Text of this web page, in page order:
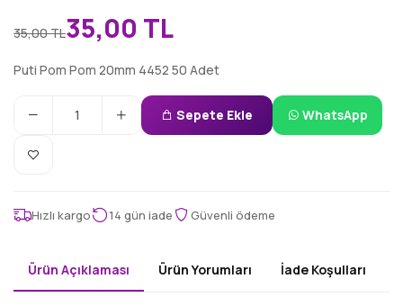
35,00 TL35,00 TL
Puti Pom Pom 20mm 4452 50 Adet
Sepete Ekle WhatsApp
Hızlı kargo 14 gün iade Güvenli ödeme
Ürün Açıklaması Ürün Yorumları İade Koşulları